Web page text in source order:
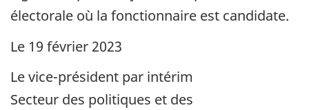
électorale où la fonctionnaire est candidate.
Le 19 février 2023
Le vice-président par intérim
Secteur des politiques et des